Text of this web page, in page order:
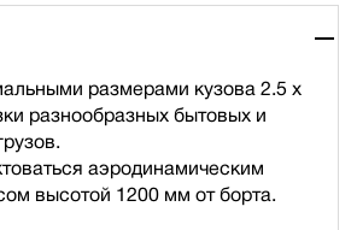
размерами кузова 2.5 х
разнообразных бытовых и
аэродинамическим
высотой 1200 мм от борта.